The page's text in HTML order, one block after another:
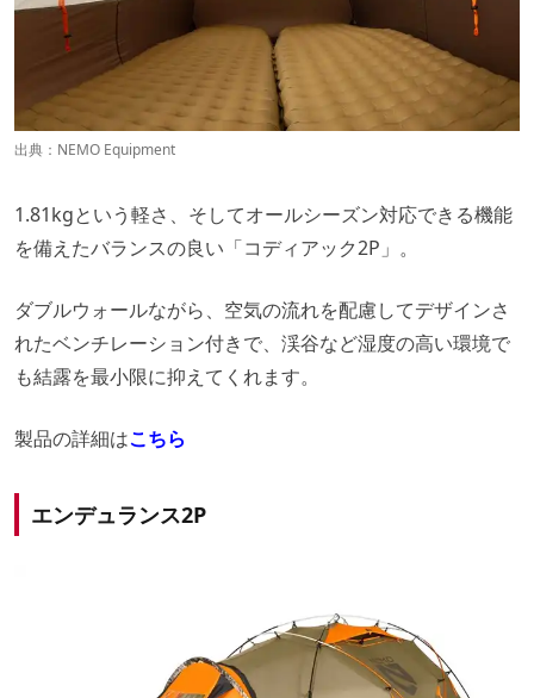
出典： NEMO Equipment
1.81kgという軽さ、そしてオールシーズン対応できる機能
を備えたバランスの良い「コディアック2P」。
ダブルウォールながら、空気の流れを配慮してデザインさ
れたベンチレーション付きで、渓谷など湿度の高い環境で
も結露を最小限に抑えてくれます。
製品の詳細はこちら
エンデュランス2P